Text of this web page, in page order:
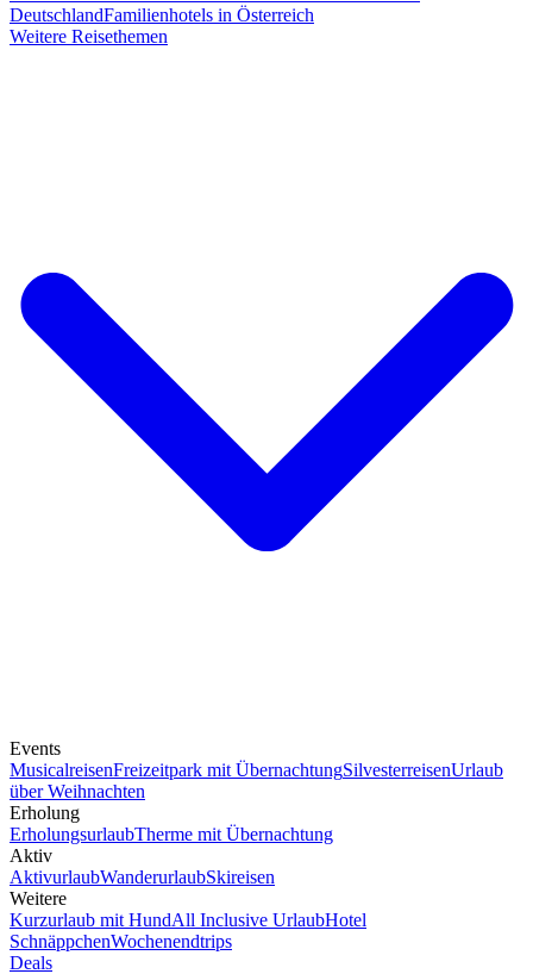
DeutschlandFamilienhotels in Österreich
Weitere Reisethemen
Events
MusicalreisenFreizeitpark mit ÜbernachtungSilvesterreisenUrlaub
über Weihnachten
Erholung
ErholungsurlaubTherme mit Übernachtung
Aktiv
AktivurlaubWanderurlaubSkireisen
Weitere
Kurzurlaub mit HundAll Inclusive UrlaubHotel
SchnäppchenWochenendtrips
Deals